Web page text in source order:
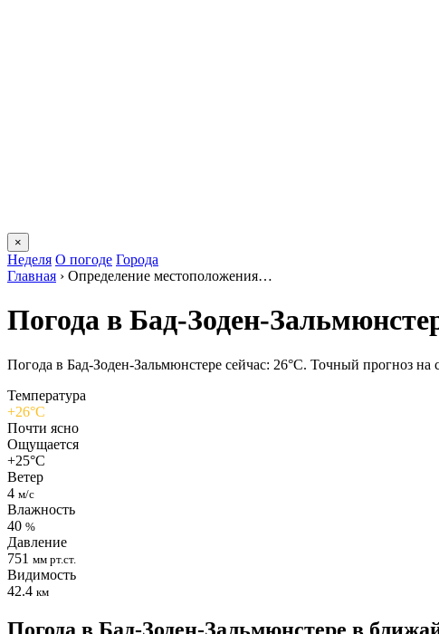
×
Неделя О погоде Города
Главная › Определение местоположения…
Погода в Бад-Зоден-
Погода в Бад-Зоден-Зальмюнстере сейчас: 26°C. Точный прогноз на
Температура
+26°C
Почти ясно
Ощущается
+25°C
Ветер
4 м/с
Влажность
40 %
Давление
751 мм рт.ст.
Видимость
42.4 км
Погода в Бад-Зоден-Зальмюнстере в